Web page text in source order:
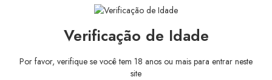
e cartões de crédito)
Descrição Detalhes do produto
Verificação de Idade
Por favor, verifique se você tem 18 anos ou mais para entrar neste
site